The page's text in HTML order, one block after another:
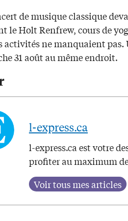
de musique classique
le Holt Renfrew, cours de
activités ne manquaient
31 août au même endroit.
l-express.ca
l-express.ca est votre
profiter au maximum